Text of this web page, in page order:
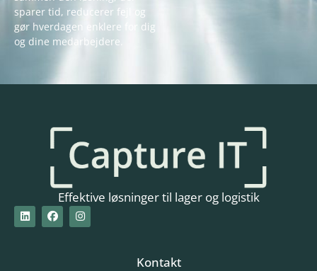
sparer tid, reducerer fejl og
gør hverdagen enklere for dig
og dine medarbejdere.
Effektive løsninger til lager og logistik
Kontakt